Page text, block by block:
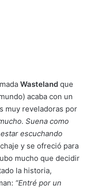
Wasteland que
acaba con un
muy reveladoras por
Suena como
escuchando
y se ofreció para
mucho que decidir
la historia,
“Entré por un